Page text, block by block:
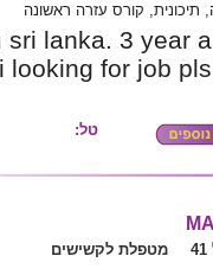
תיכונית, קורס עזרה ראשונה
lanka. 3 year
looking for job
טל:
מטפלת לקשישים